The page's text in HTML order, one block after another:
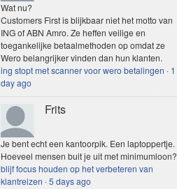
Wat nu?
Customers First is blijkbaar niet het motto van
ING of ABN Amro. Ze heffen veilige en
toegankelijke betaalmethoden op omdat ze
Wero belangrijker vinden dan hun klanten.
ing stopt met scanner voor wero betalingen · 1
day ago
Frits
Je bent echt een kantoorpik. Een laptoppertje.
Hoeveel mensen buit je uit met minimumloon?
blijf focus houden op het verbeteren van
klantreizen ·5 days ago